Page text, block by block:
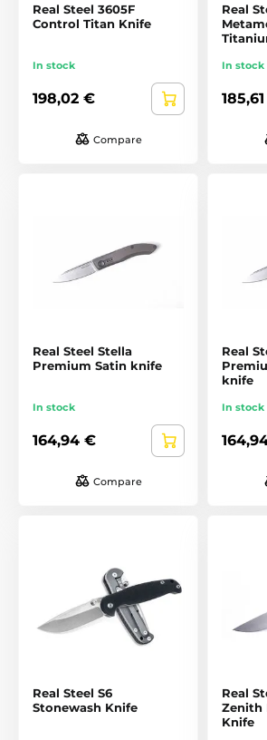
Real Steel 3605F
Control Titan Knife
In stock
198,02 €
Compare
Real
In stock
Real Steel Stella
Premium Satin knife
In stock
164,94 €
Compare
Real
knife
In stock
Real Steel S6
Stonewash Knife
Real
Zenith
Knife